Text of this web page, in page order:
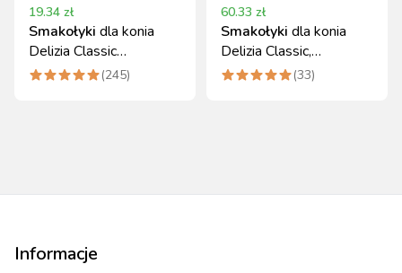
19.34 zł
Smakołyki dla konia
Delizia Classic
truskawka 1 kg Kerbl
(245)
60.33 zł
Smakołyki dla konia
Delizia Classic,
truskawka, 3 kg, Kerbl
(33)
Informacje